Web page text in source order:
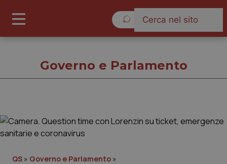
Governo e Parlamento
QS » Governo e Parlamento »